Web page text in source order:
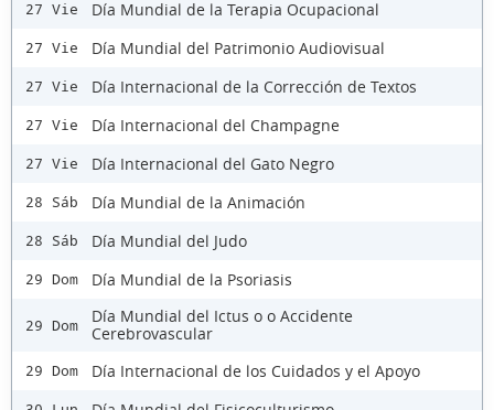
27 Vie Día Mundial de la Terapia Ocupacional
27 Vie Día Mundial del Patrimonio Audiovisual
27 Vie Día Internacional de la Corrección de Textos
27 Vie Día Internacional del Champagne
27 Vie Día Internacional del Gato Negro
28 Sáb Día Mundial de la Animación
28 Sáb Día Mundial del Judo
29 Dom Día Mundial de la Psoriasis
29 Dom
Día Mundial del Ictus o o Accidente
Cerebrovascular
29 Dom Día Internacional de los Cuidados y el Apoyo